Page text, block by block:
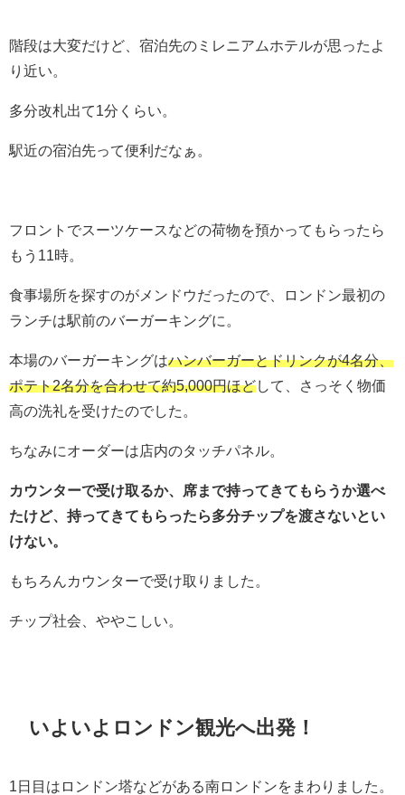
階段は大変だけど、宿泊先のミレニアムホテルが思ったよ
り近い。
多分改札出て1分くらい。
駅近の宿泊先って便利だなぁ。
フロントでスーツケースなどの荷物を預かってもらったら
もう11時。
食事場所を探すのがメンドウだったので、ロンドン最初の
ランチは駅前のバーガーキングに。
本場のバーガーキングはハンバーガーとドリンクが4名分、
ポテト2名分を合わせて約5,000円ほどして、さっそく物価
高の洗礼を受けたのでした。
ちなみにオーダーは店内のタッチパネル。
カウンターで受け取るか、席まで持ってきてもらうか選べ
たけど、持ってきてもらったら多分チップを渡さないとい
けない。
もちろんカウンターで受け取りました。
チップ社会、ややこしい。
いよいよロンドン観光へ出発！
1日目はロンドン塔などがある南ロンドンをまわりました。